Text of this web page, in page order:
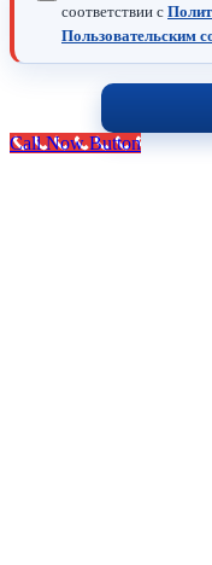
соответствии с
Пользовательским
Call Now Button